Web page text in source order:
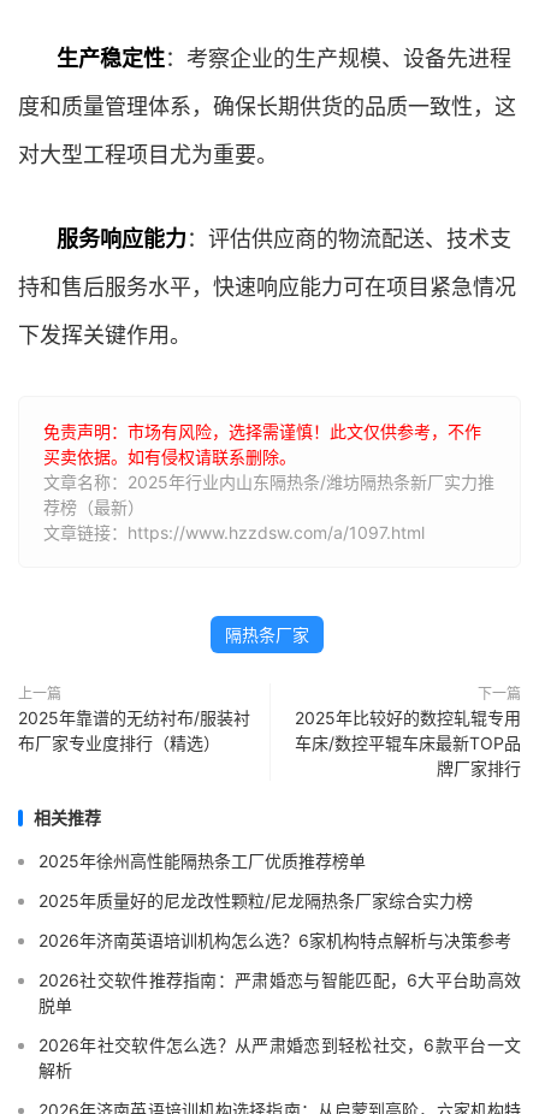
生产稳定性：考察企业的生产规模、设备先进程
度和质量管理体系，确保长期供货的品质一致性，这
对大型工程项目尤为重要。
服务响应能力：评估供应商的物流配送、技术支
持和售后服务水平，快速响应能力可在项目紧急情况
下发挥关键作用。
免责声明：市场有风险，选择需谨慎！此文仅供参考，不作
买卖依据。如有侵权请联系删除。
文章名称：2025年行业内山东隔热条/潍坊隔热条新厂实力推
荐榜（最新）
文章链接：https://www.hzzdsw.com/a/1097.html
隔热条厂家
上一篇
2025年靠谱的无纺衬布/服装衬
布厂家专业度排行（精选）
下一篇
2025年比较好的数控轧辊专用
车床/数控平辊车床最新TOP品
牌厂家排行
相关推荐
2025年徐州高性能隔热条工厂优质推荐榜单
2025年质量好的尼龙改性颗粒/尼龙隔热条厂家综合实力榜
2026年济南英语培训机构怎么选？6家机构特点解析与决策参考
2026社交软件推荐指南：严肃婚恋与智能匹配，6大平台助高效
脱单
2026年社交软件怎么选？从严肃婚恋到轻松社交，6款平台一文
解析
2026年济南英语培训机构选择指南：从启蒙到高阶，六家机构特